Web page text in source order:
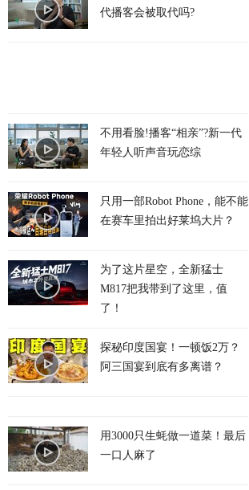
代播客会被取代吗?
不用看脸!播客“相亲”?新一代
年轻人听声音玩恋综
只用一部Robot Phone，能不能
在赛车里拍出好莱坞大片？
为了这片星空，全新猛士
M817把我带到了这里，值
了！
探秘印度国宴！一顿饭2万？
阿三国宴到底有多离谱？
用3000只生蚝做一道菜！最后
一口人麻了